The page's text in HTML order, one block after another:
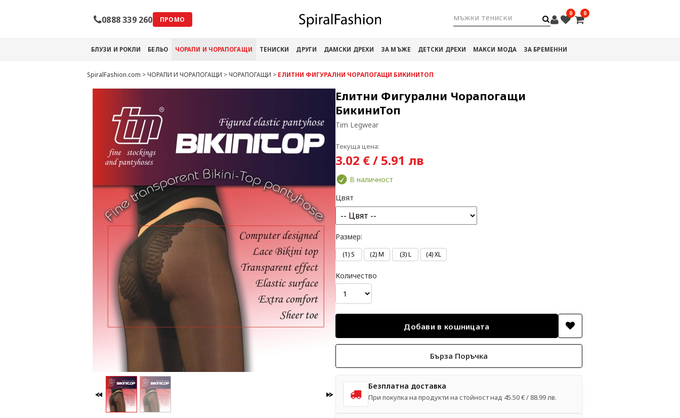
0888 339 260 ПРОМО мъжки тениски 0 0
БЛУЗИ И РОКЛИ БЕЛЬО ЧОРАПИ И ЧОРАПОГАЩИ ТЕНИСКИ ДРУГИ ДАМСКИ ДРЕХИ ЗА МЪЖЕ ДЕТСКИ ДРЕХИ МАКСИ МОДА ЗА БРЕМЕННИ
SpiralFashion.com >ЧОРАПИ И ЧОРАПОГАЩИ >ЧОРАПОГАЩИ > ЕЛИТНИ ФИГУРАЛНИ ЧОРАПОГАЩИ БИКИНИТОП
Елитни Фигурални Чорапогащи
БикиниТоп
Tim Legwear
Текуща цена:
3.02 € / 5.91 лв
В наличност
Цвят
Размер:
(1) S (2) M (3) L (4) XL
Количество
Бърза Поръчка
Безплатна доставка
При покупка на продукти на стойност над 45.50 € / 88.99 лв.